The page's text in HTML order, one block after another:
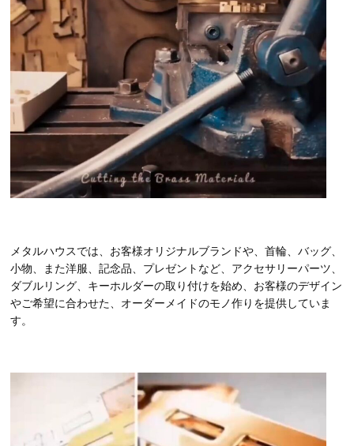
メタルハウスでは、お客様オリジナルブランドや、首輪、バッグ、
小物、また洋服、記念品、プレゼントなど、アクセサリーパーツ、
ダブルリング、キーホルダーの取り付けを始め、お客様のデザイン
やご希望に合わせた、オーダーメイドのモノ作りを提供していま
す。